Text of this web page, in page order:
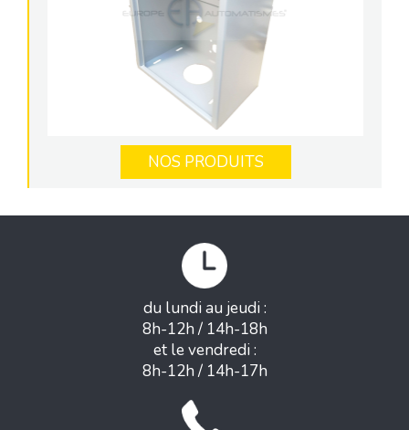
NOS PRODUITS
du lundi au jeudi :
8h-12h / 14h-18h
et le vendredi :
8h-12h / 14h-17h